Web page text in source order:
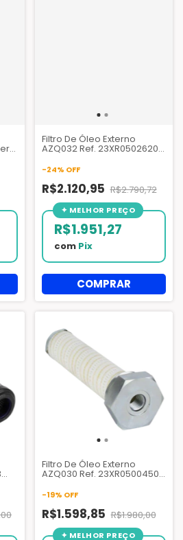
Filtro De Óleo Externo
AZQ032 Ref. 23XR05026201
23XR
-24% OFF
R$2.120,95 R$2.790,72
R$1.951,27
com Pix
Filtro De Óleo Externo
AZQ030 Ref. 23XR05004501
23XR
-19% OFF
R$1.598,85 R$1.980,00